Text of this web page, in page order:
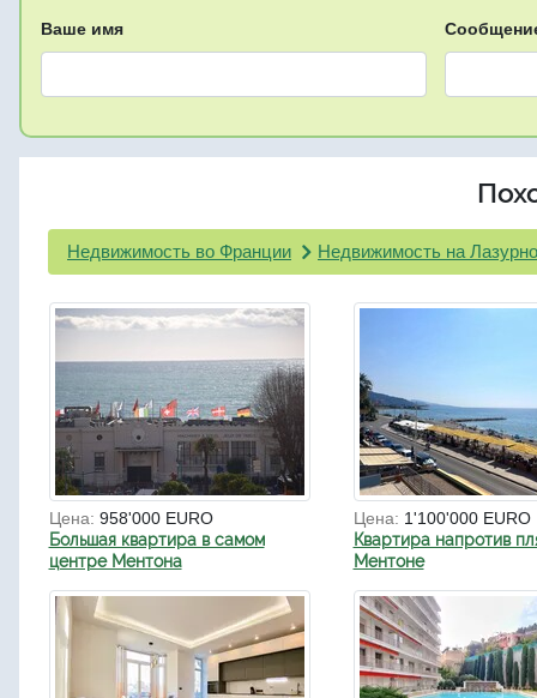
Ваше имя
Недвижимость во Франции Недвижимость на
Цена: 958'000 EURO
Большая квартира в самом
центре Ментона
Цена: 1'100'000 EURO
Квартира напротив
Ментоне